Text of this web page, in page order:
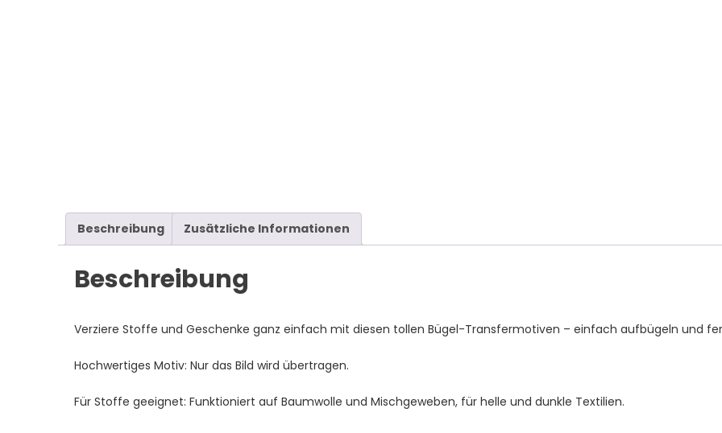
Beschreibung Zusätzliche Informationen
Beschreibung
Verziere Stoffe und Geschenke ganz einfach mit diesen tollen Bügel-Transfermotiven – einfach aufbügeln und
Hochwertiges Motiv: Nur das Bild wird übertragen.
Für Stoffe geeignet: Funktioniert auf Baumwolle und Mischgeweben, für helle und dunkle Textilien.